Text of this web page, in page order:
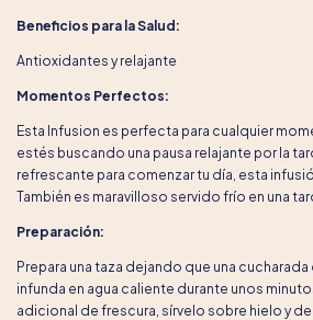
Beneficios para la Salud:
Antioxidantes y relajante
Momentos Perfectos:
Esta Infusion es perfecta para cualquier
estés buscando una pausa relajante por la
refrescante para comenzar tu día, esta
También es maravilloso servido frío en una
Preparación:
Prepara una taza dejando que una
infunda en agua caliente durante unos
adicional de frescura, sírvelo sobre hielo y